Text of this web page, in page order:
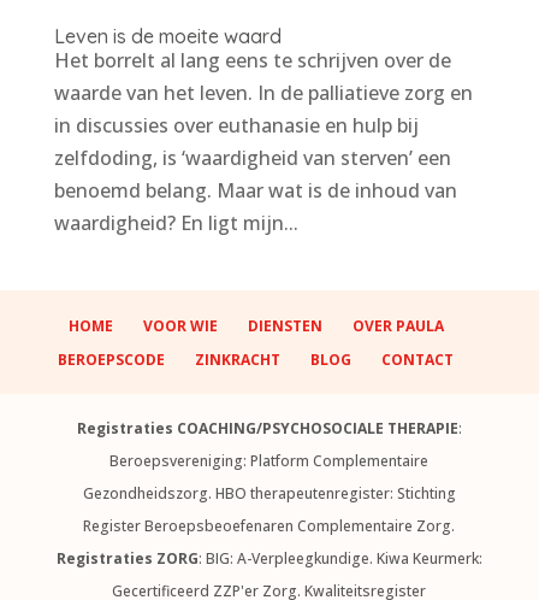
Leven is de moeite waard
Het borrelt al lang eens te schrijven over de
waarde van het leven. In de palliatieve zorg en
in discussies over euthanasie en hulp bij
zelfdoding, is ‘waardigheid van sterven’ een
benoemd belang. Maar wat is de inhoud van
waardigheid? En ligt mijn...
HOME VOOR WIE DIENSTEN
OVER PAULA
BEROEPSCODE
ZINKRACHT BLOG CONTACT
Registraties COACHING/PSYCHOSOCIALE THERAPIE:
Beroepsvereniging: Platform Complementaire
Gezondheidszorg. HBO therapeutenregister: Stichting
Register Beroepsbeoefenaren Complementaire Zorg.
Registraties ZORG: BIG: A-Verpleegkundige. Kiwa Keurmerk:
Gecertificeerd ZZP'er Zorg. Kwaliteitsregister